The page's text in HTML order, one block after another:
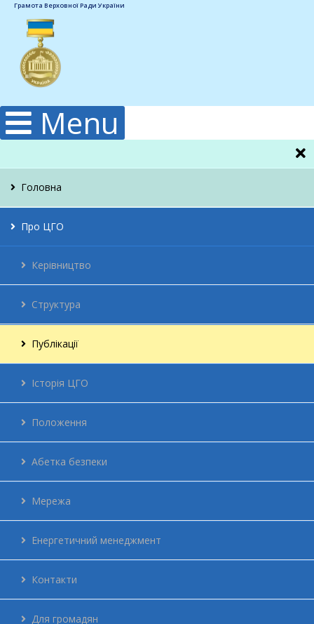
Грамота Верховної Ради України
Menu
Головна
Про ЦГО
Керівництво
Структура
Публікації
Історія ЦГО
Положення
Абетка безпеки
Мережа
Енергетичний менеджмент
Контакти
Для громадян